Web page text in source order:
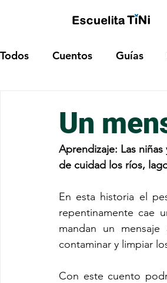
Todos Cuentos Guías
Un
Aprendizaje: Las
de cuidad los ríos,
En esta historia el
repentinamente cae
mandan un
contaminar y limpiar
Con este cuento